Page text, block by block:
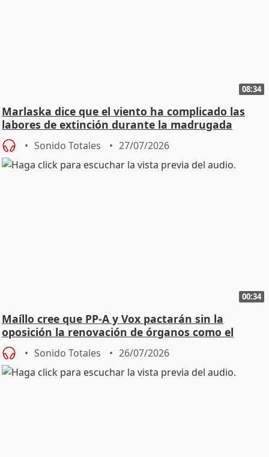
08:34
Marlaska dice que el viento ha complicado las
labores de extinción durante la madrugada
Sonido Totales 27/07/2026
00:34
Maíllo cree que PP-A y Vox pactarán sin la
oposición la renovación de órganos como el
Defensor
Sonido Totales 26/07/2026